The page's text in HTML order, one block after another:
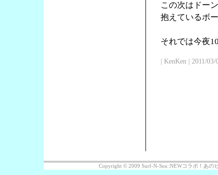
この次はドー
抱えているボ
それでは今夜
| KenKen | 2011/
Copyright © 2009 Surf-N-Sea::NEWコラボ！あの